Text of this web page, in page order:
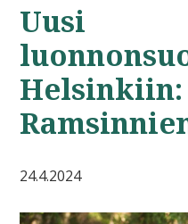
Uusi
Helsinkiin:
24.4.2024